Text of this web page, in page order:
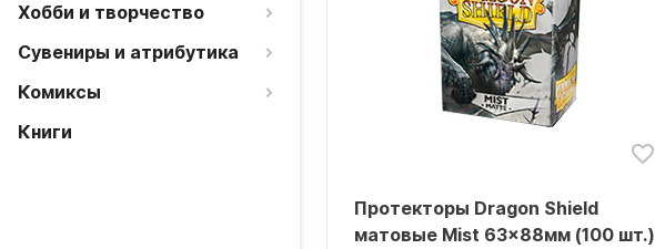
Хобби и творчество
Сувениры и атрибутика
Комиксы
Книги
Протекторы Dragon Shield
матовые Mist 63x88мм (100 шт.)